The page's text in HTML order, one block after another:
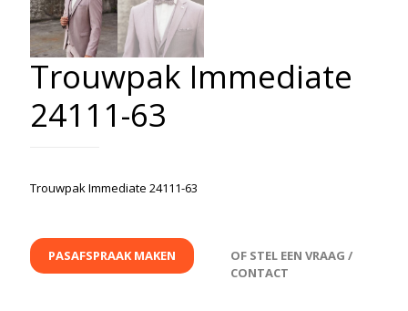
Trouwpak Immediate
24111-63
Trouwpak Immediate 24111-63
PASAFSPRAAK MAKEN
OF STEL EEN VRAAG /
CONTACT